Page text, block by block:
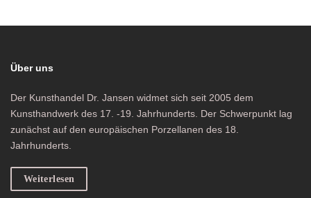
Über uns
Der Kunsthandel Dr. Jansen widmet sich seit 2005 dem
Kunsthandwerk des 17. -19. Jahrhunderts. Der Schwerpunkt lag
zunächst auf den europäischen Porzellanen des 18.
Jahrhunderts.
Weiterlesen